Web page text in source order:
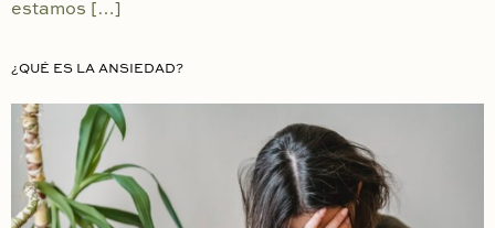
estamos […]
¿QUÉ ES LA ANSIEDAD?